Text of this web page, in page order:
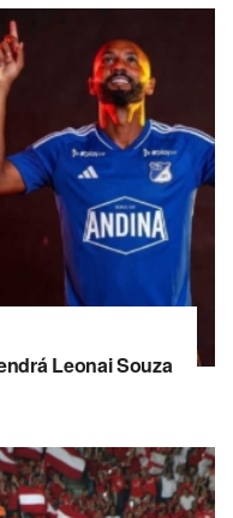
Leonai Souza